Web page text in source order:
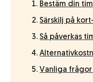
Bestäm din
Särskilj på
Så påverkas
Vanliga frågor